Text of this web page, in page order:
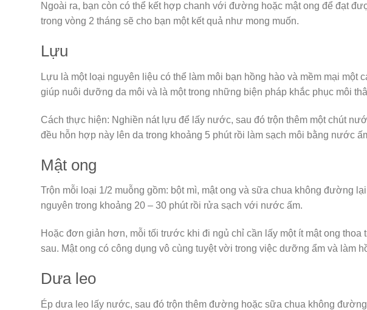
Ngoài ra, bạn còn có thể kết hợp chanh với đường hoặc mật ong để đạt
trong vòng 2 tháng sẽ cho bạn một kết quả như mong muốn.
Lựu
Lựu là một loại nguyên liệu có thể làm môi bạn hồng hào và mềm mại
giúp nuôi dưỡng da môi và là một trong những biện pháp khắc phục môi
Cách thực hiện: Nghiền nát lựu để lấy nước, sau đó trộn thêm một chút
đều hỗn hợp này lên da trong khoảng 5 phút rồi làm sạch môi bằng nước
Mật ong
Trộn mỗi loại 1/2 muỗng gồm: bột mì, mật ong và sữa chua không đường
nguyên trong khoảng 20 – 30 phút rồi rửa sạch với nước ấm.
Hoặc đơn giản hơn, mỗi tối trước khi đi ngủ chỉ cần lấy một ít mật ong
sau. Mật ong có công dụng vô cùng tuyệt vời trong việc dưỡng ẩm và làm
Dưa leo
Ép dưa leo lấy nước, sau đó trộn thêm đường hoặc sữa chua không